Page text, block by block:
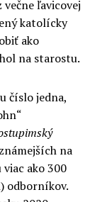
ľavicovej
katolícky
ako
na starostu.
číslo jedna,
na
ako 300
odborníkov.